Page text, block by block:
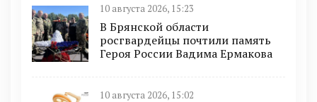
10 августа 2026, 15:23
В Брянской области
росгвардейцы почтили память
Героя России Вадима Ермакова
10 августа 2026, 15:02